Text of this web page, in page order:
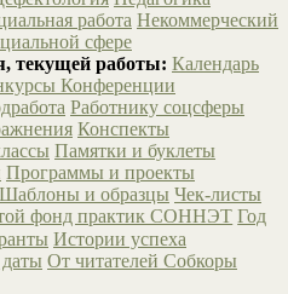
работа Некоммерческий
сфере
текущей работы: Календарь
Конференции
Работнику соцсферы
Конспекты
Памятки и буклеты
Программы и проекты
Шаблоны и образцы Чек-листы
фонд практик СОННЭТ Год
Истории успеха
От читателей Собкоры